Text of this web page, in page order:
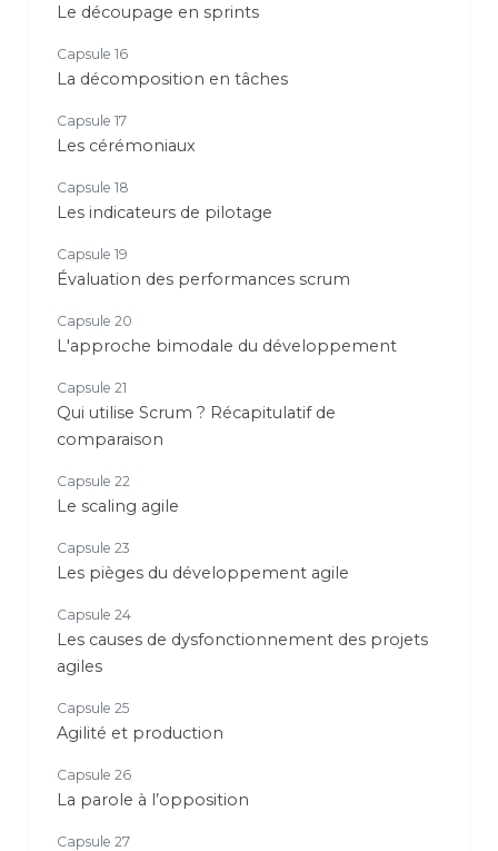
Le découpage en sprints
Capsule 16
La décomposition en tâches
Capsule 17
Les cérémoniaux
Capsule 18
Les indicateurs de pilotage
Capsule 19
Évaluation des performances scrum
Capsule 20
L'approche bimodale du développement
Capsule 21
Qui utilise Scrum ? Récapitulatif de
comparaison
Capsule 22
Le scaling agile
Capsule 23
Les pièges du développement agile
Capsule 24
Les causes de dysfonctionnement des projets
agiles
Capsule 25
Agilité et production
Capsule 26
La parole à l’opposition
Capsule 27